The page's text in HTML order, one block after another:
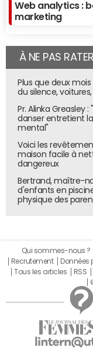
Web analytics :
marketing
À NE PAS RATER
Plus que deux mois
du silence,
Pr. Alinka Greasley
danser entretient
mental"
Voici les
maison facile à
dangereux
Bertrand, maître-
d'enfants en
physique des
Qui sommes-nous ?
Recrutement
Données
Tous les articles
RSS